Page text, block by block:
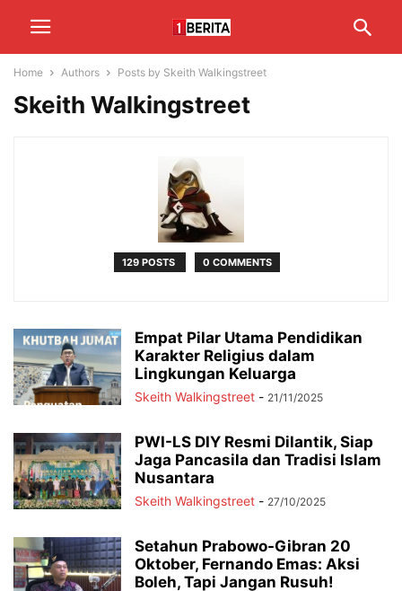
Home Authors Posts by Skeith Walkingstreet
Skeith Walkingstreet
129 POSTS 0 COMMENTS
Empat Pilar Utama Pendidikan
Karakter Religius dalam
Lingkungan Keluarga
Skeith Walkingstreet - 21/11/2025
PWI-LS DIY Resmi Dilantik, Siap
Jaga Pancasila dan Tradisi Islam
Nusantara
Skeith Walkingstreet - 27/10/2025
Setahun Prabowo-Gibran 20
Oktober, Fernando Emas: Aksi
Boleh, Tapi Jangan Rusuh!